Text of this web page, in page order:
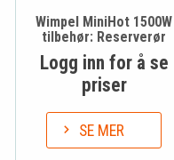
Wimpel MiniHot 1500W
tilbehør: Reserverør
Logg inn for å se
priser
SE MER